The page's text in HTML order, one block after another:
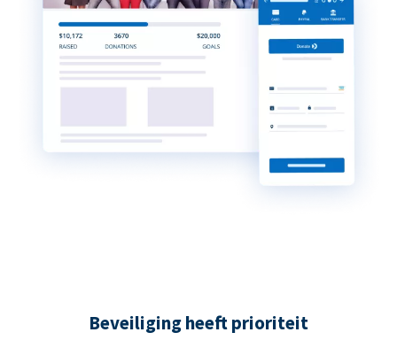
Beveiliging heeft prioriteit